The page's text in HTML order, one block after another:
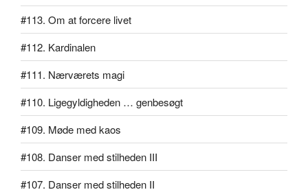
#113. Om at forcere livet
#112. Kardinalen
#111. Nærværets magi
#110. Ligegyldigheden … genbesøgt
#109. Møde med kaos
#108. Danser med stilheden III
#107. Danser med stilheden II